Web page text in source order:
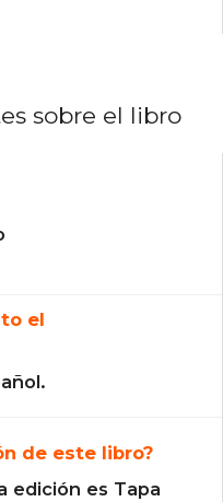
sobre el libro
el
de este libro?
edición es Tapa